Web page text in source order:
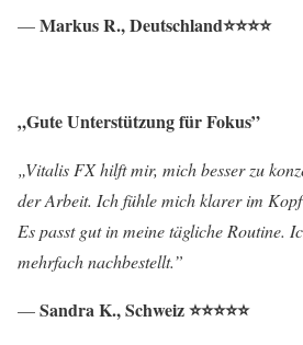
—Markus R., Deutschland⭐⭐⭐⭐
„Gute Unterstützung für Fokus”
„Vitalis FX hilft mir, mich besser zu
der Arbeit. Ich fühle mich klarer im Kopf
Es passt gut in meine tägliche Routine.
mehrfach nachbestellt.”
—Sandra K., Schweiz ⭐⭐⭐⭐⭐